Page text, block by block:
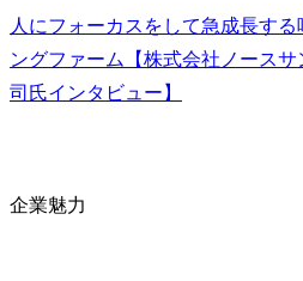
人にフォーカスをして急成長す
ングファーム【株式会社ノース
司氏インタビュー】
企業魅力